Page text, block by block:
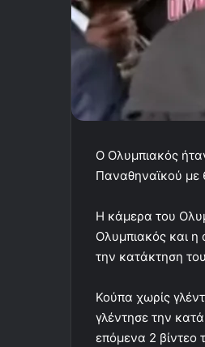
Ο Ολυμπιακός
Παναθηναϊκού με
Η κάμερα του
Ολυμπιακός και η
την κατάκτηση
Κούπα χωρίς
γλέντησε την
επόμενα 2 βίντεο